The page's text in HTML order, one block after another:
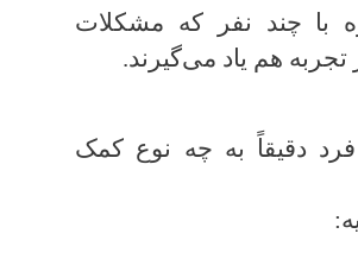
با چند نفر که مشکلات
تجربه هم یاد می‌گیرند.
دقیقاً به چه نوع کمک